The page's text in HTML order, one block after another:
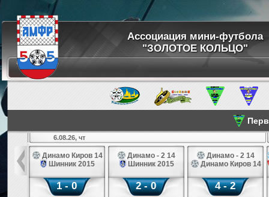
Ассоциация мини-футбола
"ЗОЛОТОЕ КОЛЬЦО"
14
6.08.26, чт
Динамо Киров 14
Шинник 2015
1 - 0
Динамо - 2 14
Шинник 2015
2 - 0
Динамо - 2 14
Динамо Киров 14
4 - 2